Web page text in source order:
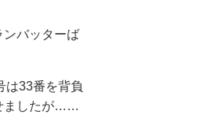
バッターば
は33番を背負
ましたが……